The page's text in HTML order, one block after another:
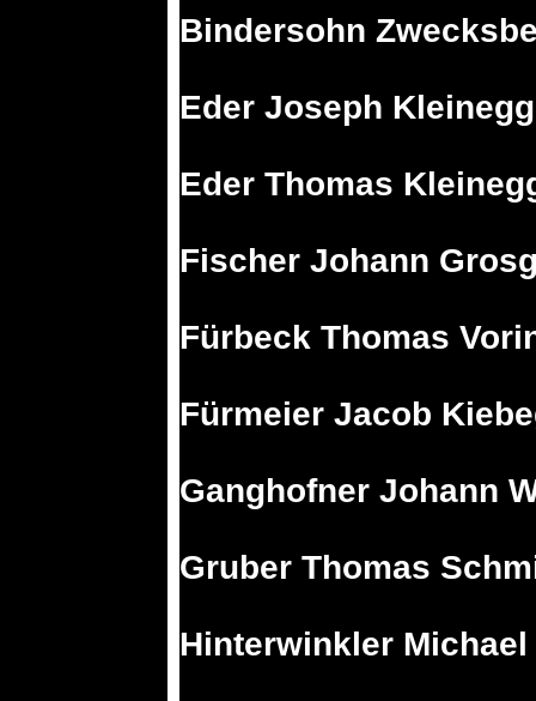
Bindersohn
Eder Joseph
Eder Thomas
Fischer Johann
Fürbeck Thomas
Fürmeier Jacob
Ganghofner Johann
Gruber Thomas
Hinterwinkler Michael